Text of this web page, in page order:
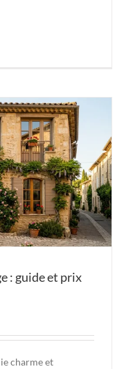
: guide et prix
charme et